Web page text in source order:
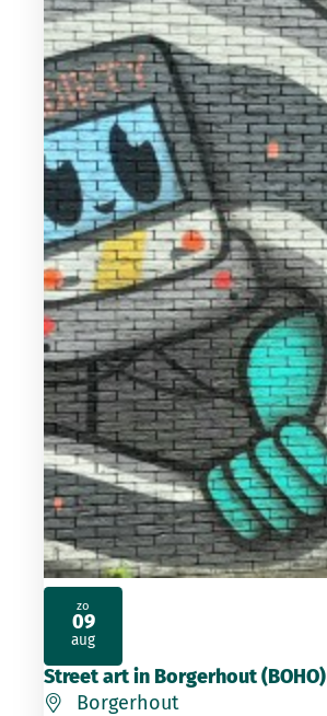
Street art in Borgerhout (BOHO)
Borgerhout
zo
09
aug
2026